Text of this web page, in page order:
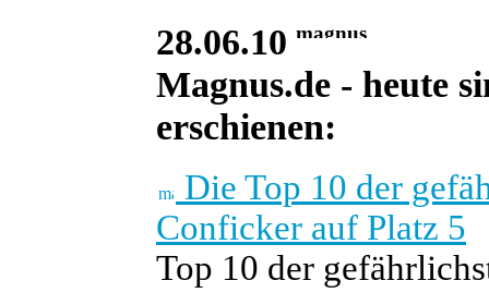
28.06.10
Magnus.de - heute
erschienen:
Die Top 10 der
Conficker auf Platz 5
Top 10 der